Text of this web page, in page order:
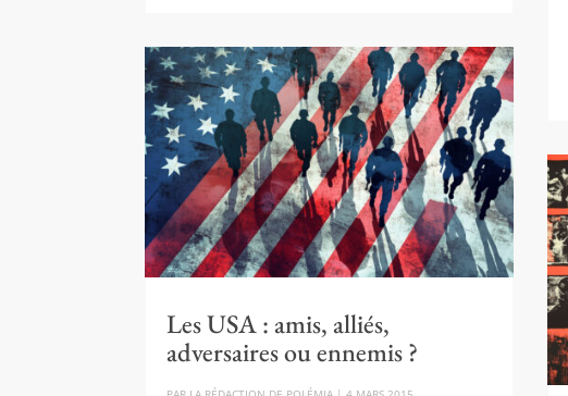
Les USA : amis, alliés,
adversaires ou ennemis ?